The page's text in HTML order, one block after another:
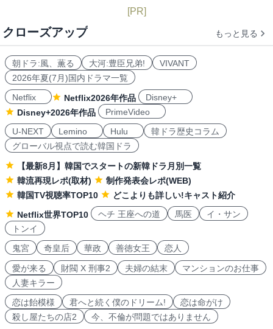
[PR]
クローズアップ もっと見る
朝ドラ:風、薫る 大河:豊臣兄弟!
VIVANT
2026年夏(7月)国内ドラマ一覧
Netflix
Netflix2026年作品
Disney+
Disney+2026年作品
PrimeVideo
U-NEXT
Lemino Hulu
韓ドラ歴史コラム
グローバル視点で読む韓国ドラ
【最新8月】韓国でスタートの新韓ドラ月別一覧
韓流再現レポ(取材)
制作発表会レポ(WEB)
韓国TV視聴率TOP10
どこよりも詳しい!キャスト紹介
Netflix世界TOP10
ヘチ 王座への道 馬医
イ・サン
トンイ
鬼宮
奇皇后 華政 善徳女王 恋人
愛が来る 財閥 X 刑事2 夫婦の結末
マンションのお仕事
人妻キラー
恋は飴模様
君へと続く僕のドリーム!
恋は命がけ
殺し屋たちの店2
今、不倫が問題ではありません